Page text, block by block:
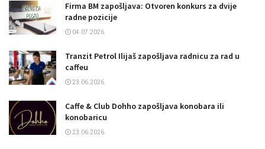
Firma BM zapošljava: Otvoren konkurs za dvije
radne pozicije
04.07.2026.
Tranzit Petrol Ilijaš zapošljava radnicu za rad u
caffeu
23.06.2026.
Caffe & Club Dohho zapošljava konobara ili
konobaricu
23.06.2026.